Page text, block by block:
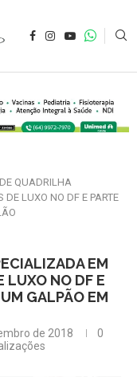
QUADRILHA
LUXO NO DF E PARTE
EM
LUXO NO DF E
GALPÃO EM
de 2018
0